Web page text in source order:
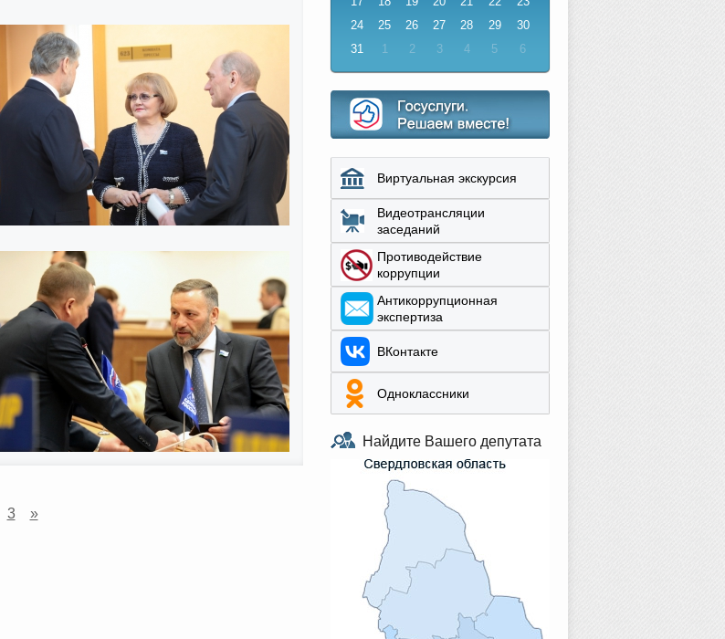
3 »
24
25 26 27 28 29
30
31
1 2 3 4 5 6
Интернет приемная
Виртуальная экскурсия
Видеотрансляции
заседаний
Противодействие
коррупции
Aнтикоррупционная
экспертиза
ВКонтакте
Одноклассники
Найдите Вашего депутата